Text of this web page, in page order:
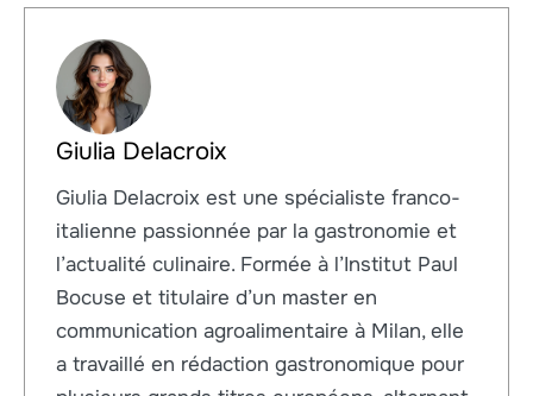
Giulia Delacroix
Giulia Delacroix est une spécialiste franco-
italienne passionnée par la gastronomie et
l’actualité culinaire. Formée à l’Institut Paul
Bocuse et titulaire d’un master en
communication agroalimentaire à Milan, elle
a travaillé en rédaction gastronomique pour